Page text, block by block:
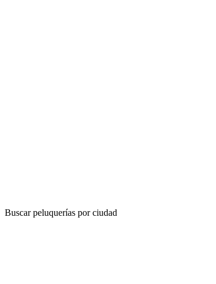
Buscar peluquerías por ciudad